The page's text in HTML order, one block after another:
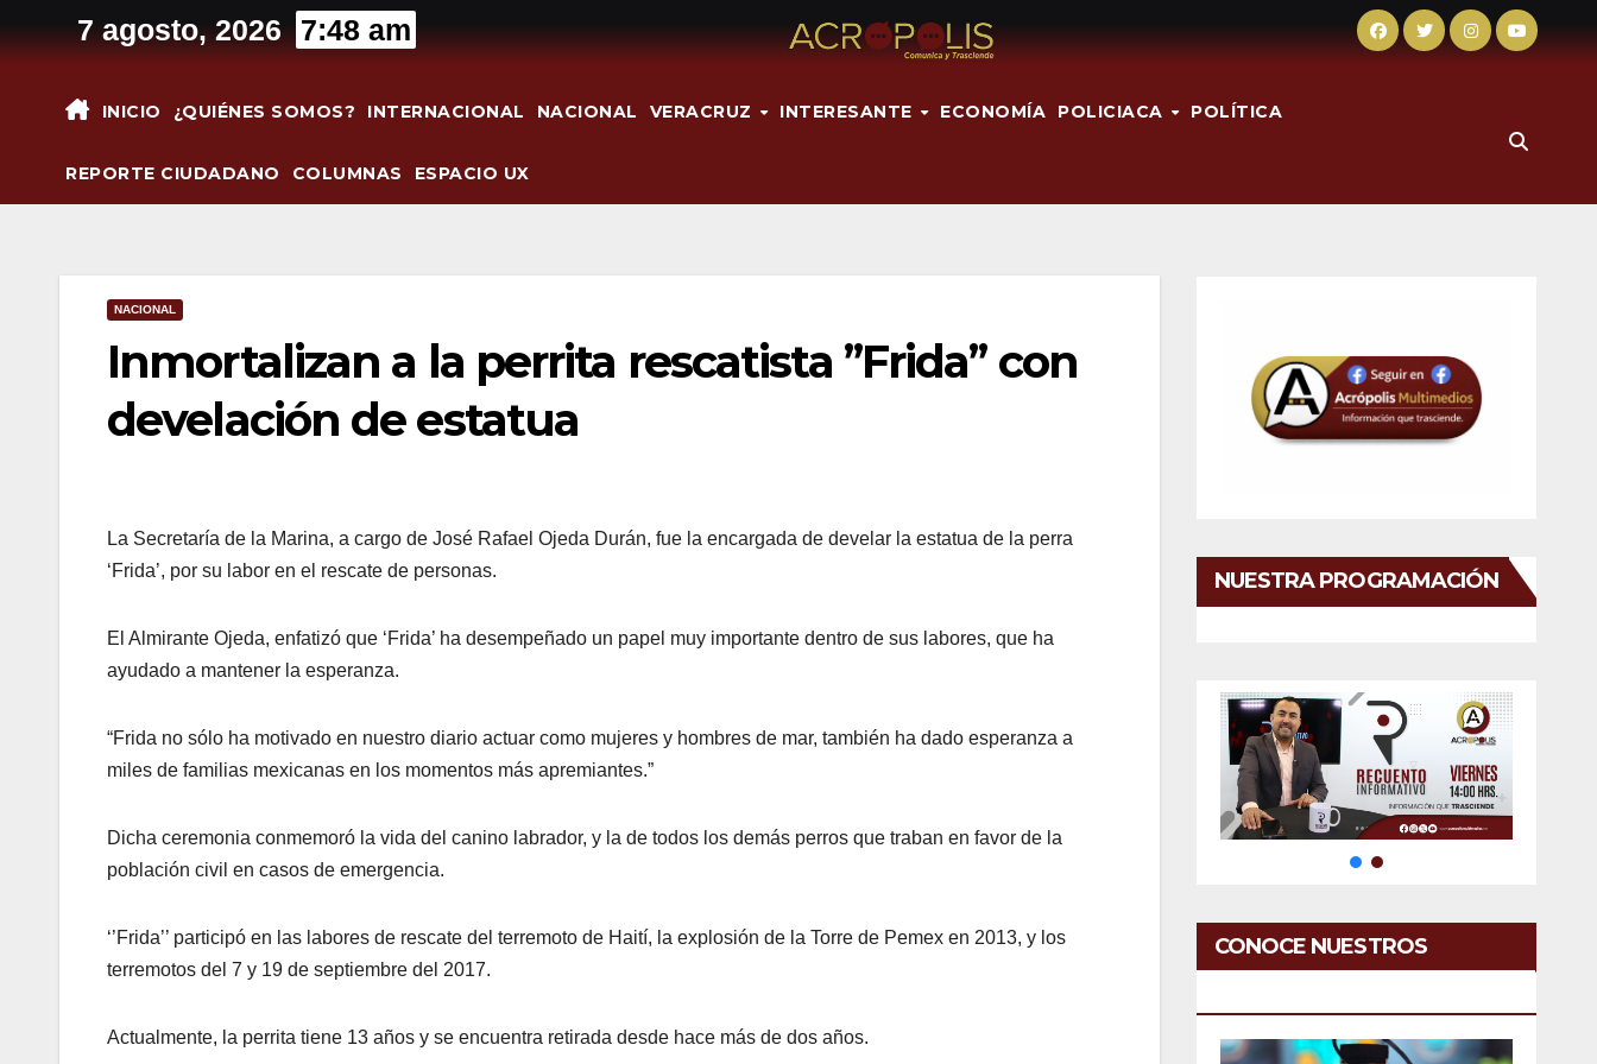
al
7 agosto, 2026 7:48 am
INICIO ¿QUIÉNES SOMOS? INTERNACIONAL NACIONAL VERACRUZ INTERESANTE ECONOMÍA POLICIACA POLÍTICA
REPORTE CIUDADANO COLUMNAS ESPACIO UX
NACIONAL
Inmortalizan a la perrita rescatista ’’Frida’’ con
develación de estatua
La Secretaría de la Marina, a cargo de José Rafael Ojeda Durán, fue la encargada de develar la estatua de la perra
‘Frida’, por su labor en el rescate de personas.
El Almirante Ojeda, enfatizó que ‘Frida’ ha desempeñado un papel muy importante dentro de sus labores, que ha
ayudado a mantener la esperanza.
“Frida no sólo ha motivado en nuestro diario actuar como mujeres y hombres de mar, también ha dado esperanza a
miles de familias mexicanas en los momentos más apremiantes.”
Dicha ceremonia conmemoró la vida del canino labrador, y la de todos los demás perros que traban en favor de la
población civil en casos de emergencia.
‘’Frida’’ participó en las labores de rescate del terremoto de Haití, la explosión de la Torre de Pemex en 2013, y los
terremotos del 7 y 19 de septiembre del 2017.
Actualmente, la perrita tiene 13 años y se encuentra retirada desde hace más de dos años.
NUESTRA PROGRAMACIÓN
CONOCE NUESTROS